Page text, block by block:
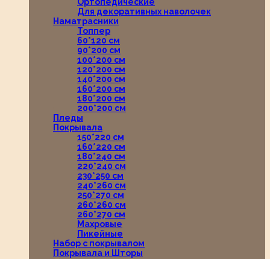
Для декоративных наволочек
Наматрасники
Топпер
60*120 см
90*200 см
100*200 см
120*200 см
140*200 см
160*200 см
180*200 см
200*200 см
Пледы
Покрывала
150*220 см
160*220 см
180*240 см
220*240 см
230*250 см
240*260 см
250*270 см
260*260 см
260*270 см
Махровые
Пикейные
Набор с покрывалом
Покрывала и Шторы